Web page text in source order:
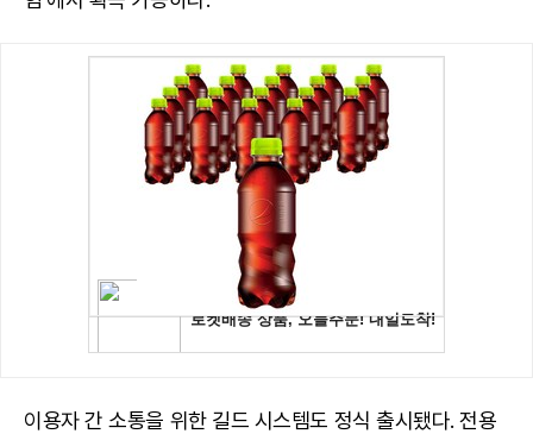
이용자 간 소통을 위한 길드 시스템도 정식 출시됐다. 전용